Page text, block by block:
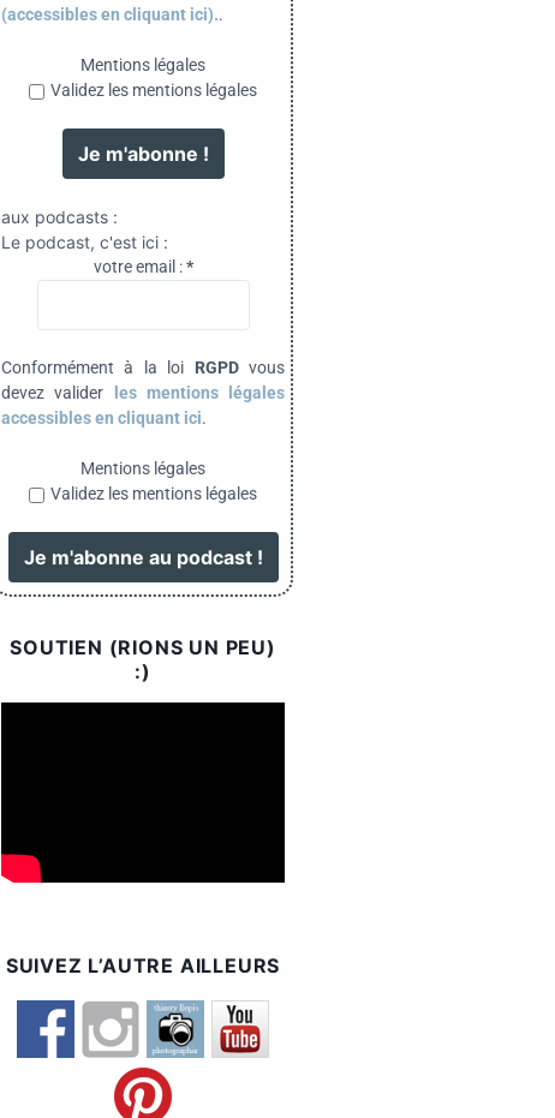
(accessibles en cliquant ici)..
Mentions légales
Validez les mentions légales
aux podcasts :
Le podcast, c'est ici :
votre email :*
Conformément à la loi RGPDvous
devez valider
les mentions légales
accessibles en cliquant ici.
Mentions légales
Validez les mentions légales
SOUTIEN (RIONS UN PEU)
:)
SUIVEZ L’AUTRE AILLEURS